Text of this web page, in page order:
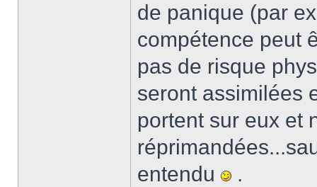
de panique (par
compétence peut
pas de risque
seront assimilées
portent sur eux et
entendu
.